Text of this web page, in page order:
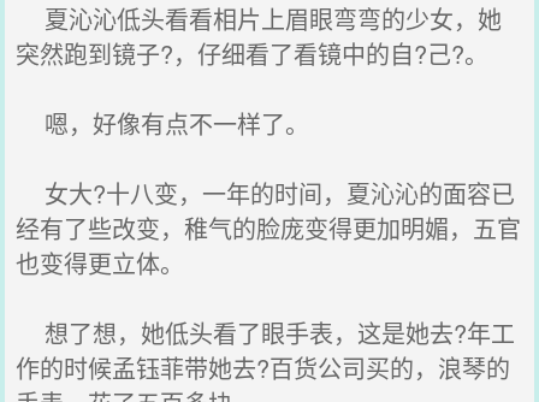
夏沁沁低头看看相片上眉眼弯弯的少女，她
突然跑到镜子?，仔细看了看镜中的自?己?。
嗯，好像有点不一样了。
女大?十八变，一年的时间，夏沁沁的面容已
经有了些改变，稚气的脸庞变得更加明媚，五官
也变得更立体。
想了想，她低头看了眼手表，这是她去?年工
作的时候孟钰菲带她去?百货公司买的，浪琴的